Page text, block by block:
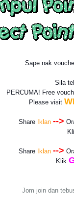
Sape nak
Sila
PERCUMA! Free
Please visit
Share Iklan -->
Share Iklan -->
Klik
Jom join dan